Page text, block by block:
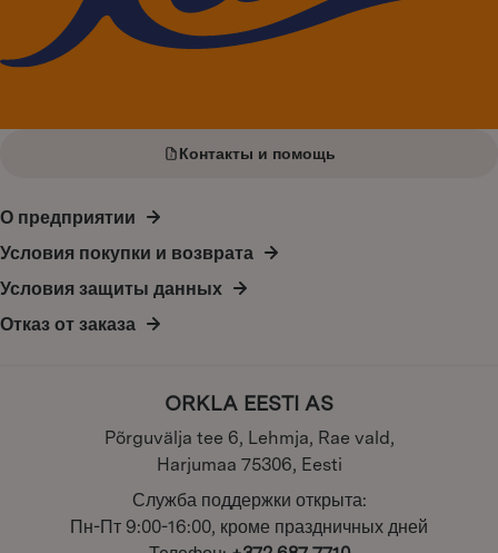
Контакты и помощь
О предприятии
Условия покупки и возврата
Условия защиты данных
Отказ от заказа
ORKLA EESTI AS
Põrguvälja tee 6, Lehmja, Rae vald,
Harjumaa 75306, Eesti
Служба поддержки открыта:
Пн-Пт 9:00-16:00, кроме праздничных дней